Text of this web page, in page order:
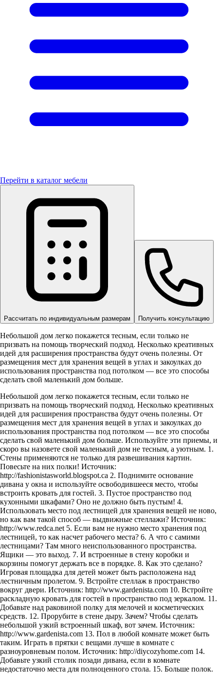
Перейти в каталог мебели
Рассчитать по индивидуальным размерам Получить консультацию
Небольшой дом легко покажется тесным, если только не
призвать на помощь творческий подход. Несколько креативных
идей для расширения пространства будут очень полезны. От
размещения мест для хранения вещей в углах и закоулках до
использования пространства под потолком — все это способы
сделать свой маленький дом больше.
Небольшой дом легко покажется тесным, если только не
призвать на помощь творческий подход. Несколько креативных
идей для расширения пространства будут очень полезны. От
размещения мест для хранения вещей в углах и закоулках до
использования пространства под потолком — все это способы
сделать свой маленький дом больше. Используйте эти приемы, и
скоро вы назовете свой маленький дом не тесным, а уютным. 1.
Стены применяются не только для развешивания картин.
Повесьте на них полки! Источник:
http://fashionistasworld.blogspot.ca 2. Поднимите основание
дивана у окна и используйте освободившееся место, чтобы
встроить кровать для гостей. 3. Пустое пространство под
кухонными шкафами? Оно не должно быть пустым! 4.
Использовать место под лестницей для хранения вещей не ново,
но как вам такой способ — выдвижные стеллажи? Источник:
http://www.redca.net 5. Если вам не нужно место хранения под
лестницей, то как насчет рабочего места? 6. А что с самими
лестницами? Там много неиспользованного пространства.
Ящики — это выход. 7. И встроенные в стену коробки и
корзины помогут держать все в порядке. 8. Как это сделано?
Игровая площадка для детей может быть расположена над
лестничным пролетом. 9. Встройте стеллаж в пространство
вокруг двери. Источник: http://www.gardenista.com 10. Встройте
раскладную кровать для гостей в пространство под зеркалом. 11.
Добавьте над раковиной полку для мелочей и косметических
средств. 12. Прорубите в стене дыру. Зачем? Чтобы сделать
небольшой узкий встроенный шкаф, вот зачем. Источник:
http://www.gardenista.com 13. Пол в любой комнате может быть
таким. Играть в прятки с вещами лучше в комнате с
разноуровневым полом. Источник: http://diycozyhome.com 14.
Добавьте узкий столик позади дивана, если в комнате
недостаточно места для полноценного стола. 15. Больше полок.